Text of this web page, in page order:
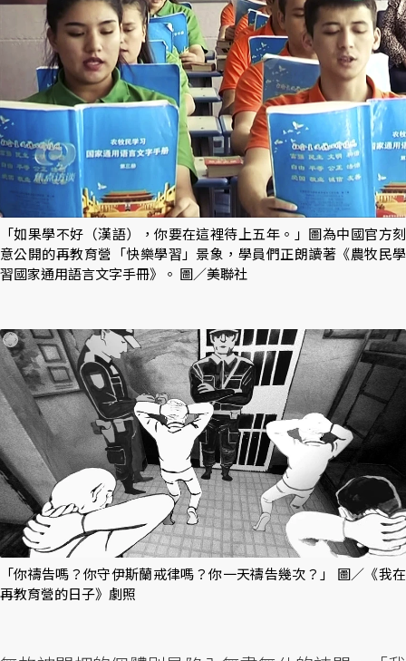
「如果學不好（漢語），你要在這裡待上五年。」圖為中國官方刻
意公開的再教育營「快樂學習」景象，學員們正朗讀著《農牧民學
習國家通用語言文字手冊》。 圖／美聯社
「你禱告嗎？你守伊斯蘭戒律嗎？你一天禱告幾次？」 圖／《我在
再教育營的日子》劇照